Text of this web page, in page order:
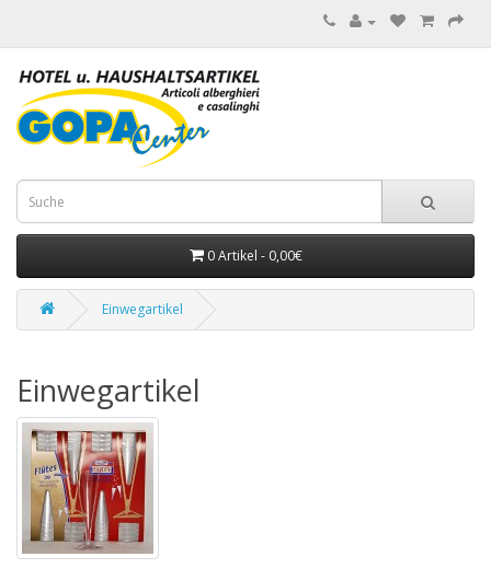
0 Artikel - 0,00€
Einwegartikel
Einwegartikel